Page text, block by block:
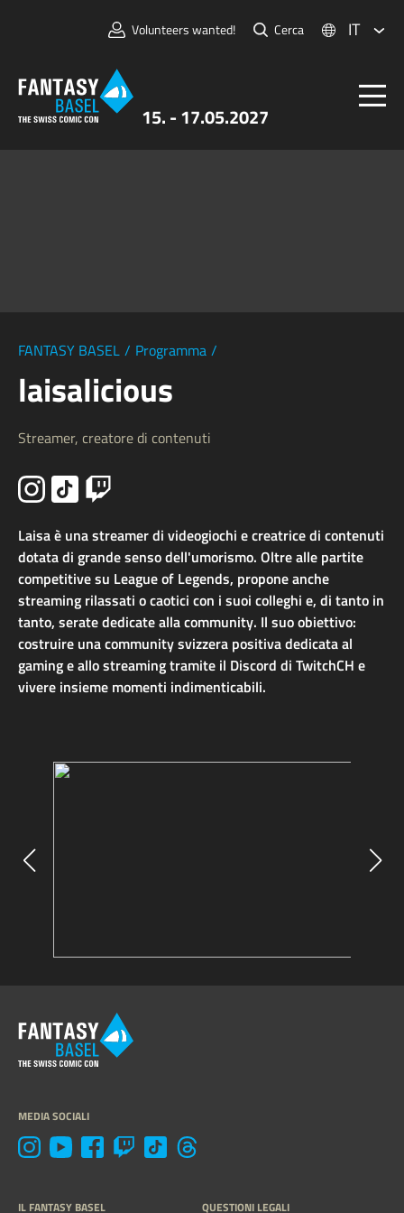
15. - 17.05.2027
Volunteers wanted! Cerca IT
FANTASY BASEL / Programma /
laisalicious
Streamer, creatore di contenuti
Laisa è una streamer di videogiochi e creatrice di contenuti
dotata di grande senso dell'umorismo. Oltre alle partite
competitive su League of Legends, propone anche
streaming rilassati o caotici con i suoi colleghi e, di tanto in
tanto, serate dedicate alla community. Il suo obiettivo:
costruire una community svizzera positiva dedicata al
gaming e allo streaming tramite il Discord di TwitchCH e
vivere insieme momenti indimenticabili.
MEDIA SOCIALI
IL FANTASY BASEL QUESTIONI LEGALI